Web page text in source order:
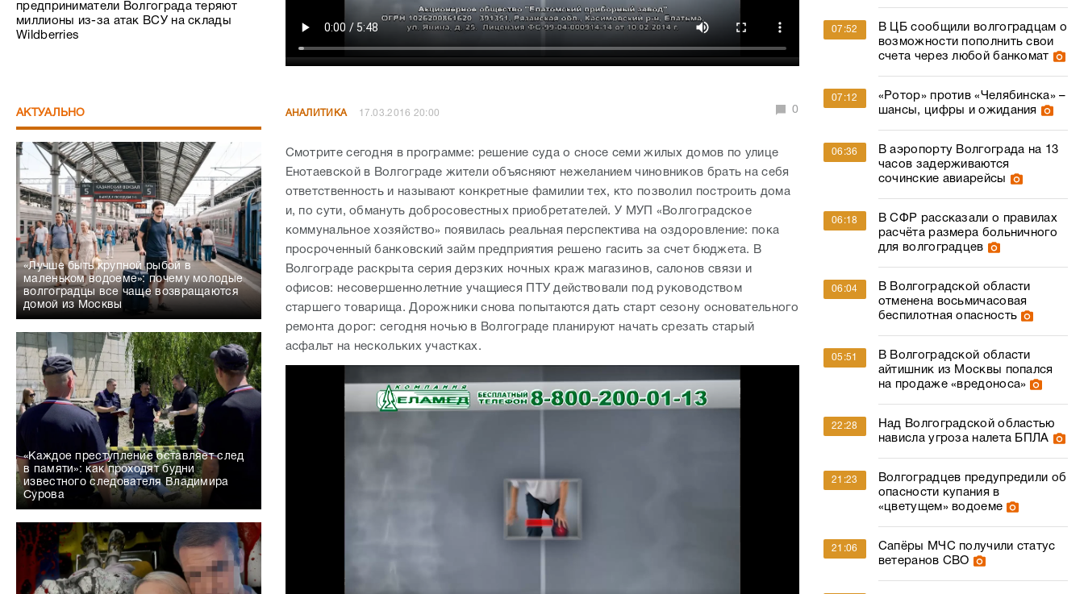
предприниматели Волгограда теряют
миллионы из-за атак ВСУ на склады
Wildberries
АКТУАЛЬНО
«Лучше быть крупной рыбой в
маленьком водоеме»: почему молодые
волгоградцы все чаще возвращаются
домой из Москвы
«Каждое преступление оставляет след
в памяти»: как проходят будни
известного следователя Владимира
Сурова
АНАЛИТИКА 17.03.2016 20:00 0
Смотрите сегодня в программе: решение суда о сносе семи жилых домов по улице
Енотаевской в Волгограде жители объясняют нежеланием чиновников брать на себя
ответственность и называют конкретные фамилии тех, кто позволил построить дома
и, по сути, обмануть добросовестных приобретателей. У МУП «Волгоградское
коммунальное хозяйство» появилась реальная перспектива на оздоровление: пока
просроченный банковский займ предприятия решено гасить за счет бюджета. В
Волгограде раскрыта серия дерзких ночных краж магазинов, салонов связи и
офисов: несовершеннолетние учащиеся ПТУ действовали под руководством
старшего товарища. Дорожники снова попытаются дать старт сезону основательного
ремонта дорог: сегодня ночью в Волгограде планируют начать срезать старый
асфальт на нескольких участках.
07:52
В ЦБ сообщили волгоградцам о
возможности пополнить свои
счета через любой банкомат
07:12
«Ротор» против «Челябинска» –
шансы, цифры и ожидания
06:36
В аэропорту Волгограда на 13
часов задерживаются
сочинские авиарейсы
06:18
В СФР рассказали о правилах
расчёта размера больничного
для волгоградцев
06:04
В Волгоградской области
отменена восьмичасовая
беспилотная опасность
05:51
В Волгоградской области
айтишник из Москвы попался
на продаже «вредоноса»
22:28
Над Волгоградской областью
нависла угроза налета БПЛА
21:23
Волгоградцев предупредили об
опасности купания в
«цветущем» водоеме
21:06
Сапёры МЧС получили статус
ветеранов СВО